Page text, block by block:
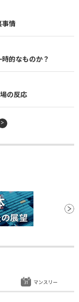
事情
的なものか？
の反応
マンスリー